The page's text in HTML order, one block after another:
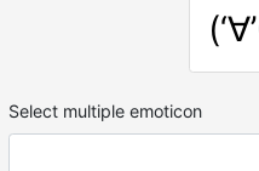
Select multiple emoticon